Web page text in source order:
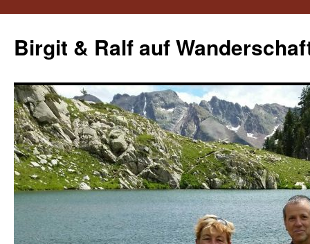
contenu
Birgit & Ralf auf